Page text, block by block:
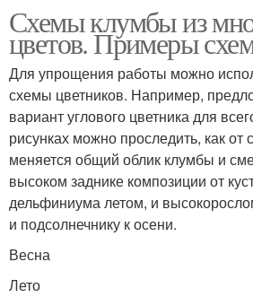
Схемы клумбы из
цветов. Примеры
Для упрощения работы можно
схемы цветников. Например,
вариант углового цветника для
рисунках можно проследить, как от
меняется общий облик клумбы и
высоком заднике композиции от
дельфиниума летом, и
и подсолнечнику к осени.
Весна
Лето